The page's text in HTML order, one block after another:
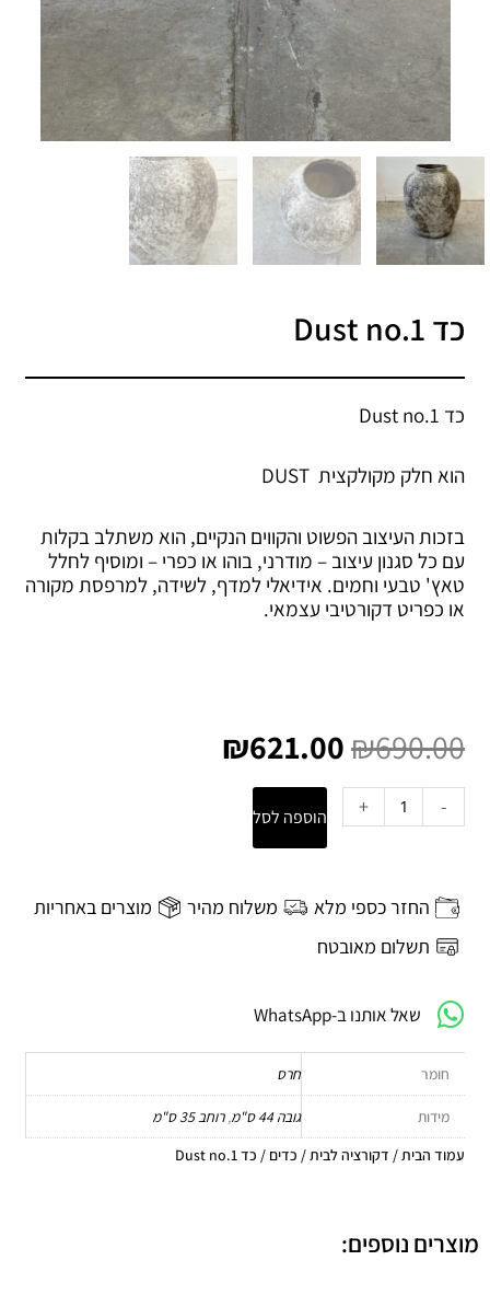
עמוד הבית/ דקורציה לבית/ כדים / כד Dust no.1
כד Dust no.1
כד Dust no.1
הוא חלק מקולקצית DUST
בזכות העיצוב הפשוט והקווים הנקיים, הוא משתלב בקלות
עם כל סגנון עיצוב – מודרני, בוהו או כפרי – ומוסיף לחלל
טאץ' טבעי וחמים. אידיאלי למדף, לשידה, למרפסת מקורה
או כפריט דקורטיבי עצמאי.
₪690.00 המקורי
היה:
₪690.00.
₪621.00
-
של
no.1
+ הוספה לסל
החזר כספי מלא משלוח מהיר
מוצרים באחריות
תשלום מאובטח
שאל אותנו ב-WhatsApp
חומר חרס
מידות גובה 44 ס"מ ,רוחב 35 ס"מ
מוצרים נוספים: